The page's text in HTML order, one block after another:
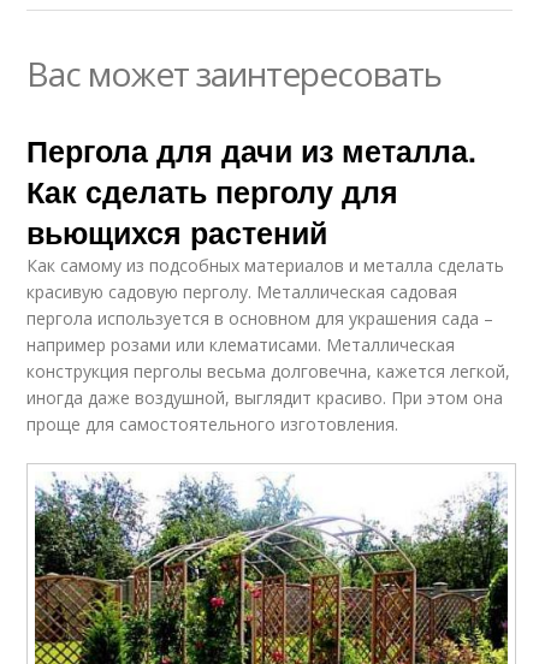
Вас может заинтересовать
Пергола для дачи из металла.
Как сделать перголу для
вьющихся растений
Как самому из подсобных материалов и металла сделать
красивую садовую перголу. Металлическая садовая
пергола используется в основном для украшения сада –
например розами или клематисами. Металлическая
конструкция перголы весьма долговечна, кажется легкой,
иногда даже воздушной, выглядит красиво. При этом она
проще для самостоятельного изготовления.